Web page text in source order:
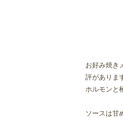
お好み焼き
評がありま
ホルモンと
ソースは甘